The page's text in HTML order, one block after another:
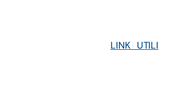
LINK UTILI